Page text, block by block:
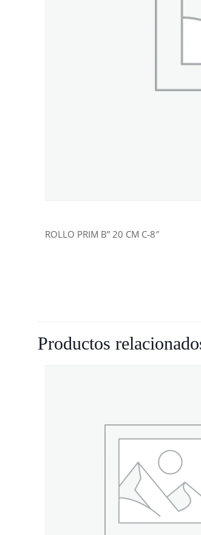
ROLLO PRIM B” 20 CM C-8″
Productos